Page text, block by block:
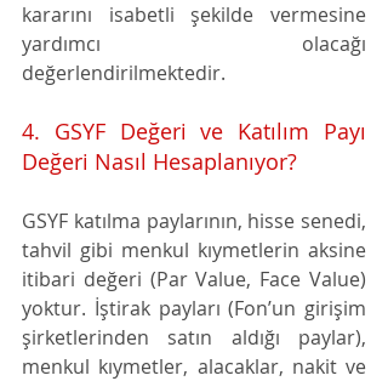
kararını isabetli şekilde vermesine
yardımcı olacağı
değerlendirilmektedir.
4. GSYF Değeri ve Katılım Payı
Değeri Nasıl Hesaplanıyor?
GSYF katılma paylarının, hisse senedi,
tahvil gibi menkul kıymetlerin aksine
itibari değeri (Par Value, Face Value)
yoktur. İştirak payları (Fon’un girişim
şirketlerinden satın aldığı paylar),
menkul kıymetler, alacaklar, nakit ve